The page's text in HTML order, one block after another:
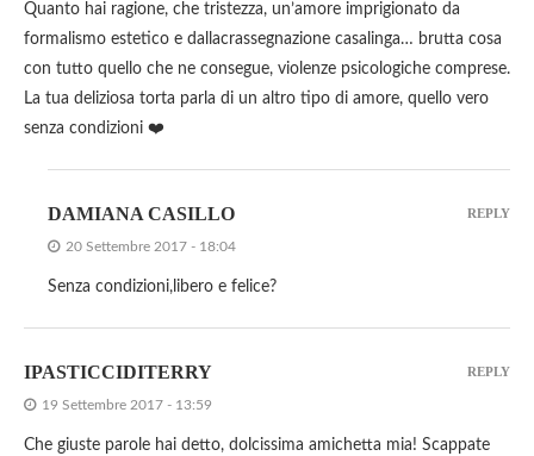
Quanto hai ragione, che tristezza, un’amore imprigionato da
formalismo estetico e dallacrassegnazione casalinga… brutta cosa
con tutto quello che ne consegue, violenze psicologiche comprese.
La tua deliziosa torta parla di un altro tipo di amore, quello vero
senza condizioni ❤️
DAMIANA CASILLO
20 Settembre 2017 - 18:04
Senza condizioni,libero e felice?
REPLY
IPASTICCIDITERRY
19 Settembre 2017 - 13:59
Che giuste parole hai detto, dolcissima amichetta mia! Scappate
REPLY